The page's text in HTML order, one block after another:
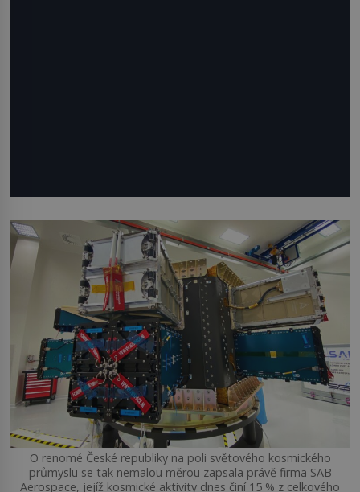
O renomé České republiky na poli světového kosmického
průmyslu se tak nemalou měrou zapsala právě firma SAB
Aerospace, jejíž kosmické aktivity dnes činí 15 % z celkového